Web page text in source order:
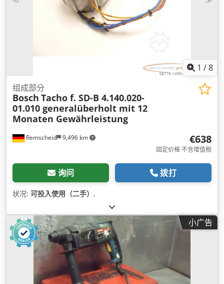
1 /8
Remscheid 9,496 km
组成部分
Bosch Tacho f. SD-B 4.140.020-
01.010 generalüberholt mit 12
Monaten Gewährleistung
€638
固定价格 不含增值税
询问 拨打
状况: 可投入使用（二手） ,
小广告